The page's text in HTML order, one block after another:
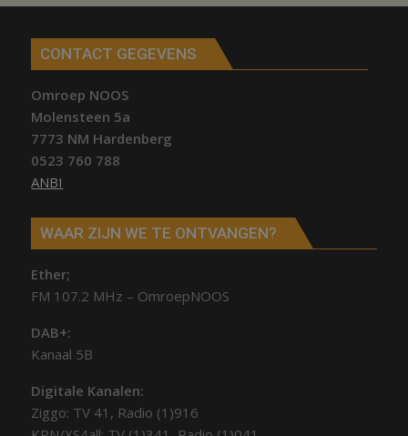
CONTACT GEGEVENS
Omroep NOOS
Molensteen 5a
7773 NM Hardenberg
0523 760 788
ANBI
WAAR ZIJN WE TE ONTVANGEN?
Ether;
FM 107.2 MHz – OmroepNOOS
DAB+:
Kanaal 5B
Digitale Kanalen:
Ziggo: TV 41, Radio (1)916